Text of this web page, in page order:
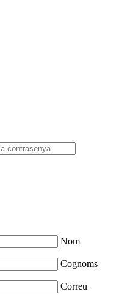
Nom
Cognoms
Correu